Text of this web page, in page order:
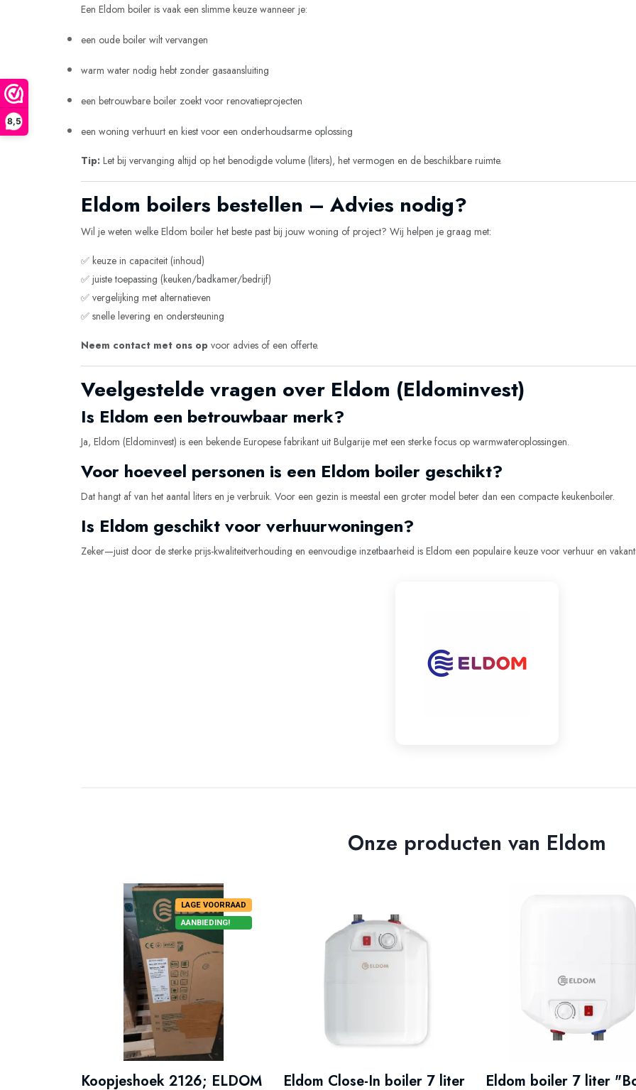
8,5
Een Eldom boiler is vaak een slimme keuze wanneer je:
een oude boiler wilt vervangen
warm water nodig hebt zonder gasaansluiting
een betrouwbare boiler zoekt voor renovatieprojecten
een woning verhuurt en kiest voor een onderhoudsarme oplossing
Tip: Let bij vervanging altijd op het benodigde volume (liters), het vermogen en de beschikbare ruimte.
Eldom boilers bestellen – Advies nodig?
Wil je weten welke Eldom boiler het beste past bij jouw woning of project? Wij helpen je graag met:
✅ keuze in capaciteit (inhoud)
✅ juiste toepassing (keuken/badkamer/bedrijf)
✅ vergelijking met alternatieven
✅ snelle levering en ondersteuning
Neem contact met ons op voor advies of een offerte.
Veelgestelde vragen over Eldom (Eldominvest)
Is Eldom een betrouwbaar merk?
Ja, Eldom (Eldominvest) is een bekende Europese fabrikant uit Bulgarije met een sterke focus op warmwateroplossingen.
Voor hoeveel personen is een Eldom boiler geschikt?
Dat hangt af van het aantal liters en je verbruik. Voor een gezin is meestal een groter model beter dan een compacte keukenboiler.
Is Eldom geschikt voor verhuurwoningen?
Zeker—juist door de sterke prijs-kwaliteitverhouding en eenvoudige inzetbaarheid is Eldom een populaire keuze voor verhuur en
Onze producten van Eldom
LAGE VOORRAAD
AANBIEDING!
Koopjeshoek 2126; ELDOM Eldom Close-In boiler 7 liter Eldom boiler 7 liter